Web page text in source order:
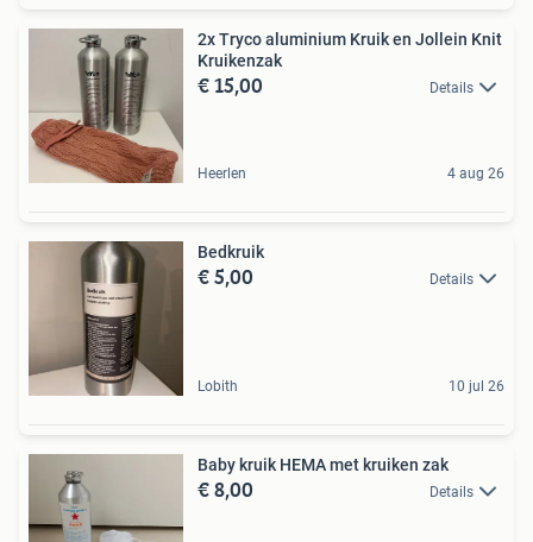
2x Tryco aluminium Kruik en Jollein Knit
Kruikenzak
€ 15,00 Details
Heerlen 4 aug 26
Bedkruik
€ 5,00 Details
Lobith 10 jul 26
Baby kruik HEMA met kruiken zak
€ 8,00 Details